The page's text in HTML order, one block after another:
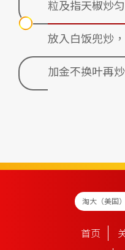
粒及指天椒炒匀
放入白饭兜炒
加金不换叶再
淘大（美国）
首页